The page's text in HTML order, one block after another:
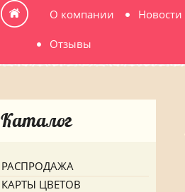
О компании Новости
Отзывы
Каталог
РАСПРОДАЖА
КАРТЫ ЦВЕТОВ